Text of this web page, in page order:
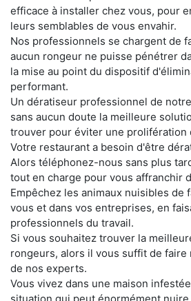
efficace à installer chez vous, pour
leurs semblables de vous envahir.
Nos professionnels se chargent de
aucun rongeur ne puisse pénétrer
la mise au point du dispositif
performant.
Un dératiseur professionnel de
sans aucun doute la meilleure
trouver pour éviter une prolifération
Votre restaurant a besoin d'être
Alors téléphonez-nous sans plus
tout en charge pour vous affranchir
Empêchez les animaux nuisibles de
vous et dans vos entreprises, en
professionnels du travail.
Si vous souhaitez trouver la
rongeurs, alors il vous suffit de faire
de nos experts.
Vous vivez dans une maison
situation qui peut énormément